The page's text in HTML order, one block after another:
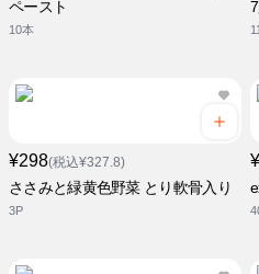
ペースト
10本
¥298(税込¥327.8)
ささみと緑黄色野菜 とり軟骨入り
3P